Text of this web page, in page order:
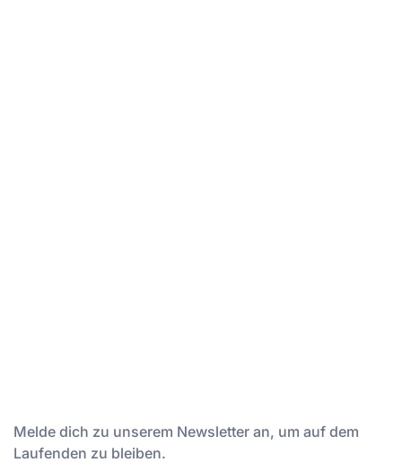
Melde dich zu unserem Newsletter an, um auf dem
Laufenden zu bleiben.